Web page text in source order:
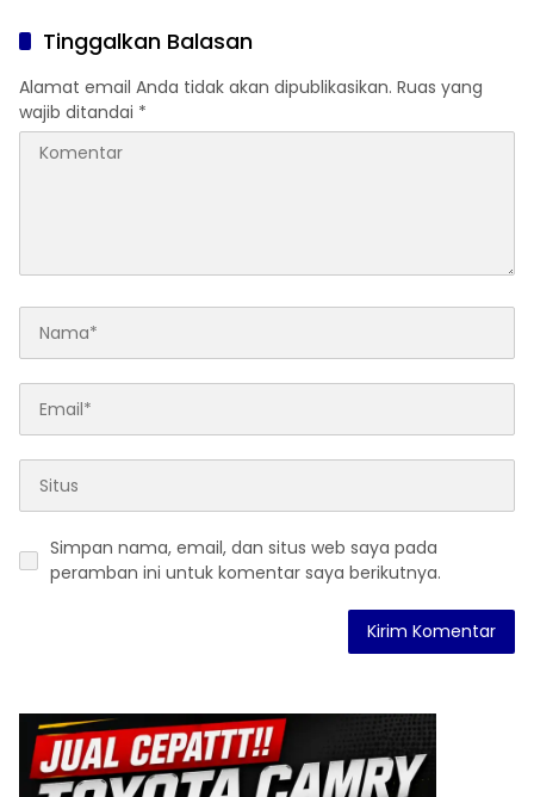
Tinggalkan Balasan
Alamat email Anda tidak akan dipublikasikan. Ruas yang
wajib ditandai *
Simpan nama, email, dan situs web saya pada
peramban ini untuk komentar saya berikutnya.